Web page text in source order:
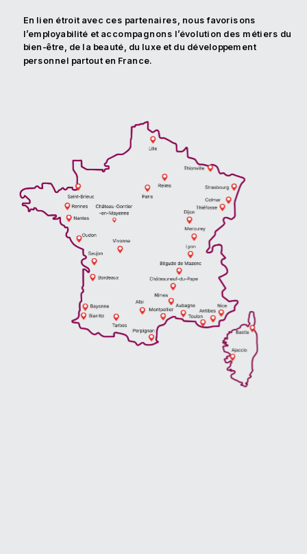
En lien étroit avec ces partenaires, nous favorisons
l’employabilité et accompagnons l’évolution des métiers du
bien-être, de la beauté, du luxe et du développement
personnel partout en France.